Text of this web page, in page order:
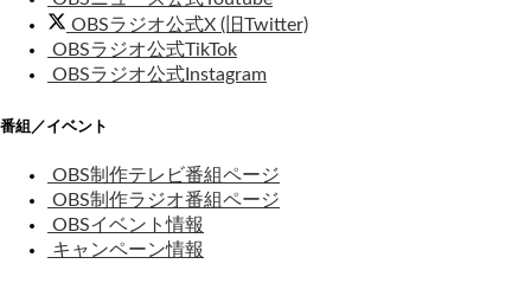
OBSラジオ公式X (旧Twitter)
OBSラジオ公式TikTok
OBSラジオ公式Instagram
番組／イベント
OBS制作テレビ番組ページ
OBS制作ラジオ番組ページ
OBSイベント情報
キャンペーン情報